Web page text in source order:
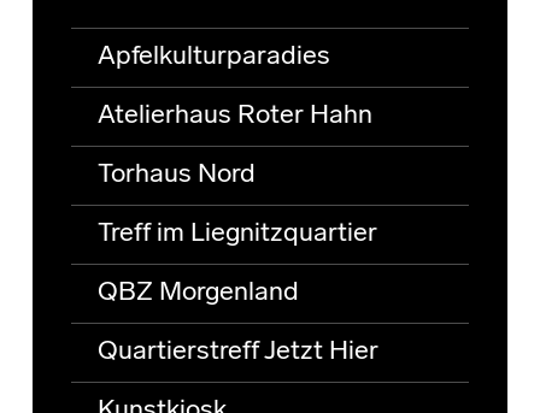
Apfelkulturparadies
Atelierhaus Roter Hahn
Torhaus Nord
Treff im Liegnitzquartier
QBZ Morgenland
Quartierstreff Jetzt Hier